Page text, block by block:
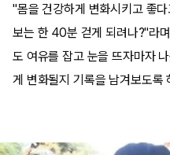
"몸을 건강하게 변화시키고 좋
보는 한 40분 걷게 되려나?"라
도 여유를 잡고 눈을 뜨자마자
게 변화될지 기록을 남겨보도록